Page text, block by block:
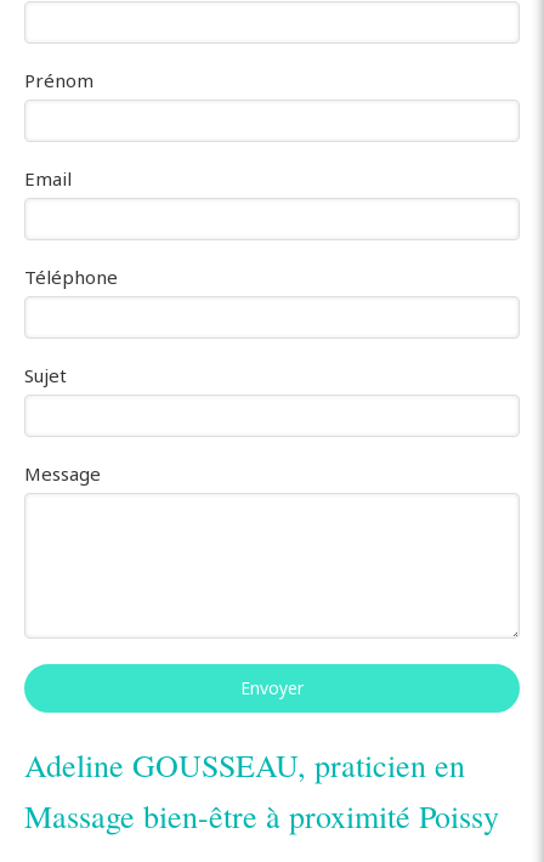
Prénom
Email
Téléphone
Sujet
Message
Envoyer
Adeline GOUSSEAU, praticien en
Massage bien-être à proximité Poissy